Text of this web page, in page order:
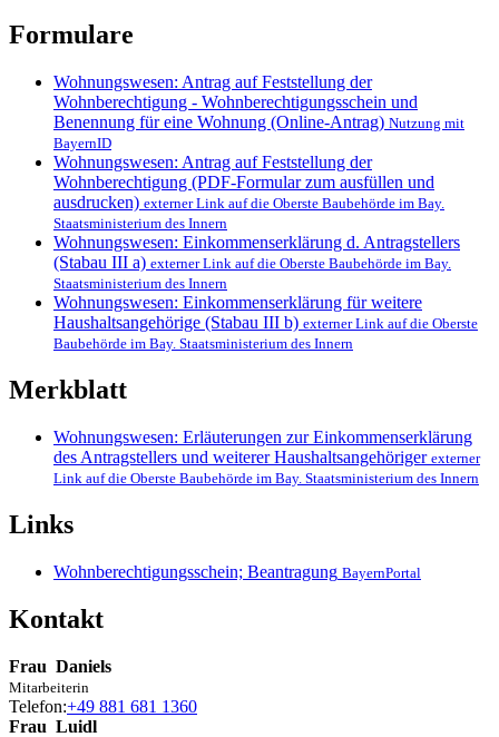
Formulare
Wohnungswesen: Antrag auf Feststellung der
Wohnberechtigung - Wohnberechtigungsschein und
Benennung für eine Wohnung (Online-Antrag) Nutzung mit
BayernID
Wohnungswesen: Antrag auf Feststellung der
Wohnberechtigung (PDF-Formular zum ausfüllen und
ausdrucken) externer Link auf die Oberste Baubehörde im Bay.
Staatsministerium des Innern
Wohnungswesen: Einkommenserklärung d. Antragstellers
(Stabau III a) externer Link auf die Oberste Baubehörde im Bay.
Staatsministerium des Innern
Wohnungswesen: Einkommenserklärung für weitere
Haushaltsangehörige (Stabau III b) externer Link auf die Oberste
Baubehörde im Bay. Staatsministerium des Innern
Merkblatt
Wohnungswesen: Erläuterungen zur Einkommenserklärung
des Antragstellers und weiterer Haushaltsangehöriger externer
Link auf die Oberste Baubehörde im Bay. Staatsministerium des Innern
Links
Wohnberechtigungsschein; Beantragung BayernPortal
Kontakt
Frau Daniels
Mitarbeiterin
Telefon:+49 881 681 1360
Frau Luidl